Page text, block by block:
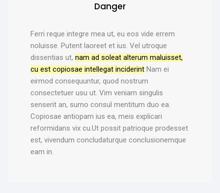
Danger
Ferri reque integre mea ut, eu eos vide errem
noluisse. Putent laoreet et ius. Vel utroque
dissentias ut,nam ad soleat alterum maluisset,
cu est copiosae intellegat inciderint Nam ei
eirmod consequuntur, quod nostrum
consectetuer usu ut. Vim veniam singulis
senserit an, sumo consul mentitum duo ea.
Copiosae antiopam ius ea, meis explicari
reformidans vix cu.Ut possit patrioque prodesset
est, vivendum concludaturque conclusionemque
eam in.